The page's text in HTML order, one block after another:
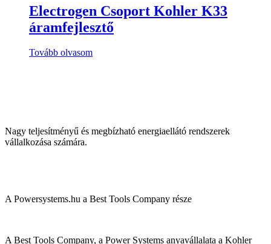
Electrogen Csoport Kohler K33
áramfejlesztő
Tovább olvasom
Nagy teljesítményű és megbízható energiaellátó rendszerek
vállalkozása számára.
A Powersystems.hu a Best Tools Company része
A Best Tools Company, a Power Systems anyavállalata a Kohler